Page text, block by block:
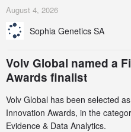
AstraZeneca (LSE/STO/NYSE:
August 4, 2026
Sophia Genetics SA
Volv Global named a
Awards finalist
Volv Global has been selected
Innovation Awards, in the
Evidence & Data Analytics.